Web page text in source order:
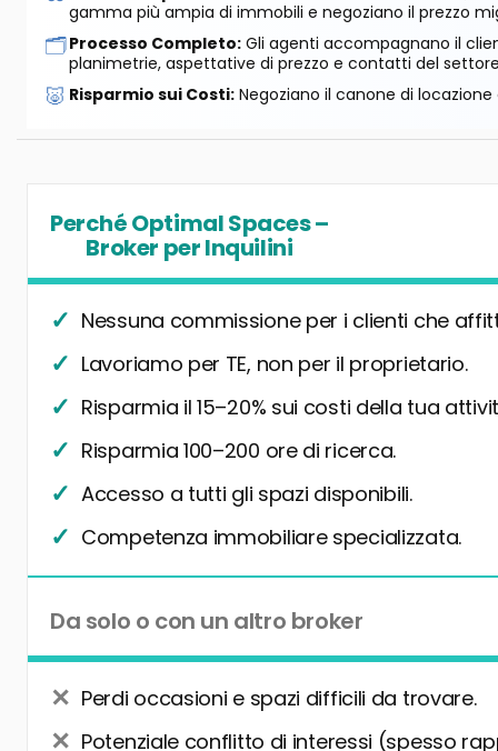
gamma più ampia di immobili e negoziano il prezzo
🗂️Processo Completo: Gli agenti accompagnano il
planimetrie, aspettative di prezzo e contatti del
🐷 Risparmio sui Costi: Negoziano il canone di
Perché Optimal Spaces –
Broker per Inquilini
Nessuna commissione per i clienti che
Lavoriamo per TE, non per il proprietario.
Risparmia il 15–20% sui costi della tua
Risparmia 100–200 ore di ricerca.
Accesso a tutti gli spazi disponibili.
Competenza immobiliare specializzata.
Da solo o con un altro broker
Perdi occasioni e spazi difficili da trovare.
Potenziale conflitto di interessi (spesso